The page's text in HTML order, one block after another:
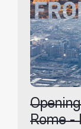
Rome -